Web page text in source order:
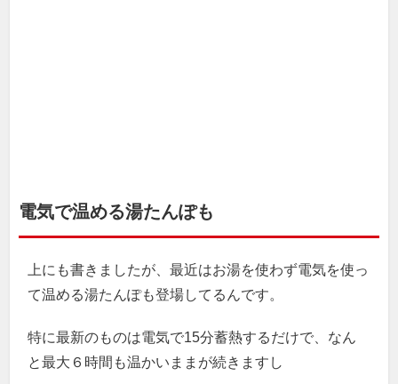
電気で温める湯たんぽも
上にも書きましたが、最近はお湯を使わず電気を使っ
て温める湯たんぽも登場してるんです。
特に最新のものは電気で15分蓄熱するだけで、なん
と最大６時間も温かいままが続きますし